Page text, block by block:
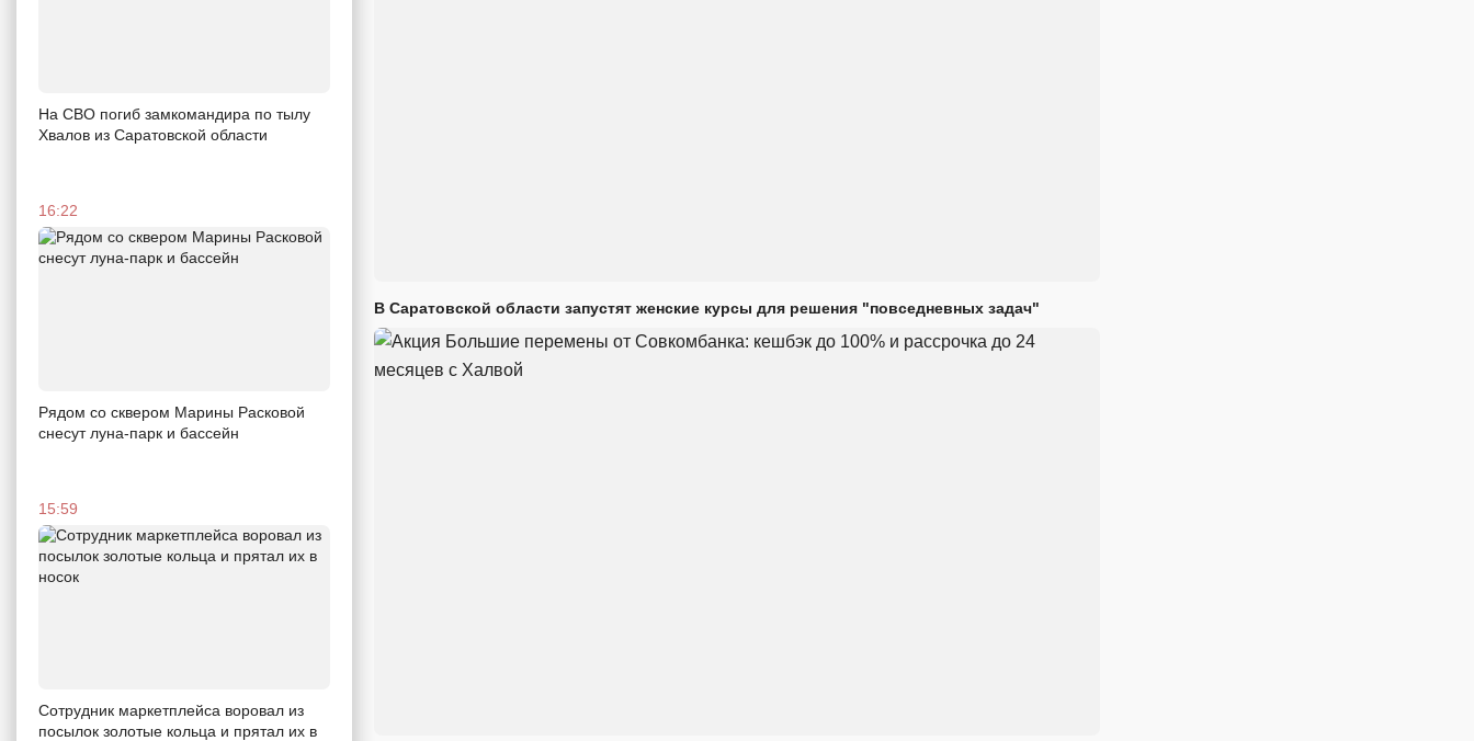
На СВО погиб замкомандира по тылу
Хвалов из Саратовской области
16:22
Рядом со сквером Марины Расковой
снесут луна-парк и бассейн
15:59
Сотрудник маркетплейса воровал из
посылок золотые кольца и прятал их в
В Саратовской области запустят женские курсы для решения "повседневных задач"